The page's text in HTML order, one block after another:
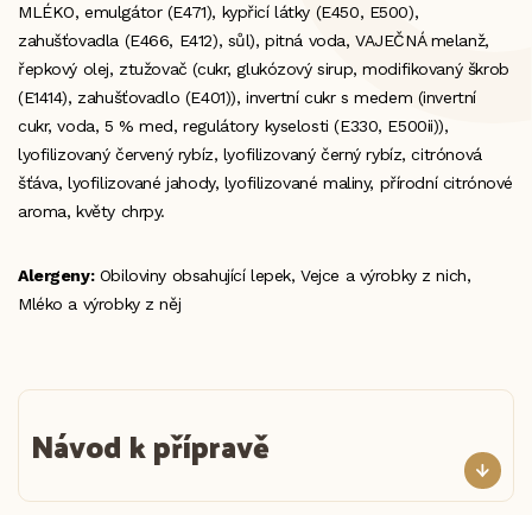
MLÉKO, emulgátor (E471), kypřicí látky (E450, E500),
zahušťovadla (E466, E412), sůl), pitná voda, VAJEČNÁ melanž,
řepkový olej, ztužovač (cukr, glukózový sirup, modifikovaný škrob
(E1414), zahušťovadlo (E401)), invertní cukr s medem (invertní
cukr, voda, 5 % med, regulátory kyselosti (E330, E500ii)),
lyofilizovaný červený rybíz, lyofilizovaný černý rybíz, citrónová
šťáva, lyofilizované jahody, lyofilizované maliny, přírodní citrónové
aroma, květy chrpy.
Alergeny:Obiloviny obsahující lepek, Vejce a výrobky z nich,
Mléko a výrobky z něj
Návod k přípravě